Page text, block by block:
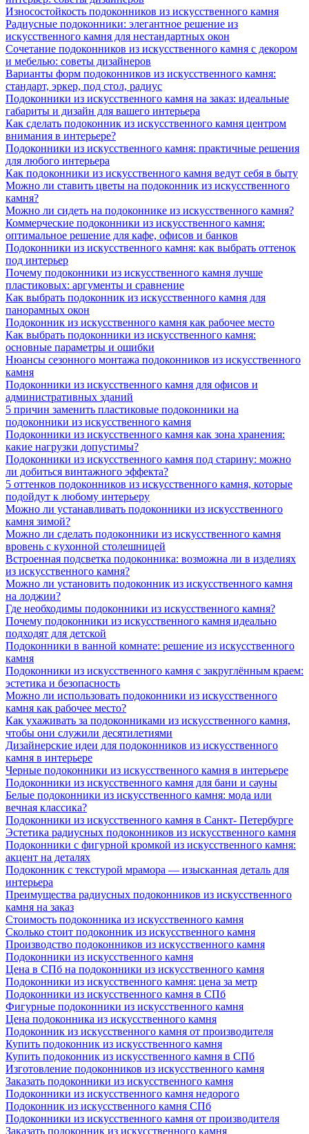
Износостойкость подоконников из искусственного камня
Радиусные подоконники: элегантное решение из
искусственного камня для нестандартных окон
Сочетание подоконников из искусственного камня с декором
и мебелью: советы дизайнеров
Варианты форм подоконников из искусственного камня:
стандарт, эркер, под стол, радиус
Подоконники из искусственного камня на заказ: идеальные
габариты и дизайн для вашего интерьера
Как сделать подоконник из искусственного камня центром
внимания в интерьере?
Подоконники из искусственного камня: практичные решения
для любого интерьера
Как подоконники из искусственного камня ведут себя в быту
Можно ли ставить цветы на подоконник из искусственного
камня?
Можно ли сидеть на подоконнике из искусственного камня?
Коммерческие подоконники из искусственного камня:
оптимальное решение для кафе, офисов и банков
Подоконники из искусственного камня: как выбрать оттенок
под интерьер
Почему подоконники из искусственного камня лучше
пластиковых: аргументы и сравнение
Как выбрать подоконник из искусственного камня для
панорамных окон
Подоконник из искусственного камня как рабочее место
Как выбрать подоконники из искусственного камня:
основные параметры и ошибки
Нюансы сезонного монтажа подоконников из искусственного
камня
Подоконники из искусственного камня для офисов и
административных зданий
5 причин заменить пластиковые подоконники на
подоконники из искусственного камня
Подоконники из искусственного камня как зона хранения:
какие нагрузки допустимы?
Подоконники из искусственного камня под старину: можно
ли добиться винтажного эффекта?
5 оттенков подоконников из искусственного камня, которые
подойдут к любому интерьеру
Можно ли устанавливать подоконники из искусственного
камня зимой?
Можно ли сделать подоконники из искусственного камня
вровень с кухонной столешницей
Встроенная подсветка подоконника: возможна ли в изделиях
из искусственного камня?
Можно ли установить подоконник из искусственного камня
на лоджии?
Где необходимы подоконники из искусственного камня?
Почему подоконники из искусственного камня идеально
подходят для детской
Подоконники в ванной комнате: решение из искусственного
камня
Подоконники из искусственного камня с закруглённым краем:
эстетика и безопасность
Можно ли использовать подоконники из искусственного
камня как рабочее место?
Как ухаживать за подоконниками из искусственного камня,
чтобы они служили десятилетиями
Дизайнерские идеи для подоконников из искусственного
камня в интерьере
Черные подоконники из искусственного камня в интерьере
Подоконники из искусственного камня для бани и сауны
Белые подоконники из искусственного камня: мода или
вечная классика?
Подоконники из искусственного камня в Санкт- Петербурге
Эстетика радиусных подоконников из искусственного камня
Подоконники с фигурной кромкой из искусственного камня:
акцент на деталях
Подоконник с текстурой мрамора — изысканная деталь для
интерьера
Преимущества радиусных подоконников из искусственного
камня на заказ
Стоимость подоконника из искусственного камня
Сколько стоит подоконник из искусственного камня
Производство подоконников из искусственного камня
Подоконники из искусственного камня
Цена в СПб на подоконники из искусственного камня
Подоконники из искусственного камня: цена за метр
Подоконники из искусственного камня в СПб
Фигурные подоконники из искусственного камня
Цена подоконника из искусственного камня
Подоконник из искусственного камня от производителя
Купить подоконник из искусственного камня
Купить подоконник из искусственного камня в СПб
Изготовление подоконников из искусственного камня
Заказать подоконники из искусственного камня
Подоконники из искусственного камня недорого
Подоконник из искусственного камня СПб
Подоконники из искусственного камня от производителя
Заказать подоконник из искусственного камня